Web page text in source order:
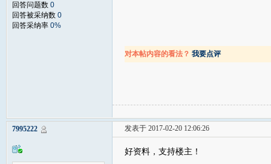
回答问题数 0
回答被采纳数 0
回答采纳率 0%
对本帖内容的看法？ 我要点评
7995222 发表于 2017-02-20 12:06:26
好资料，支持楼主！